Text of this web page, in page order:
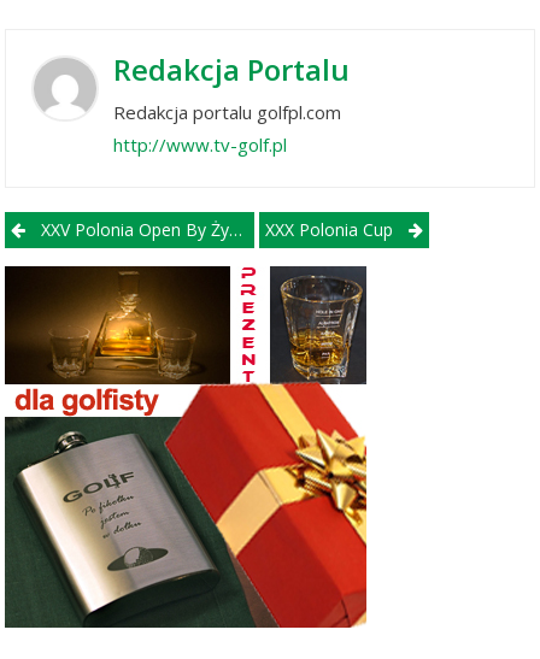
Redakcja Portalu
Redakcja portalu golfpl.com
http://www.tv-golf.pl
Post navigation
XXV Polonia Open By Żywiec! XXX Polonia Cup